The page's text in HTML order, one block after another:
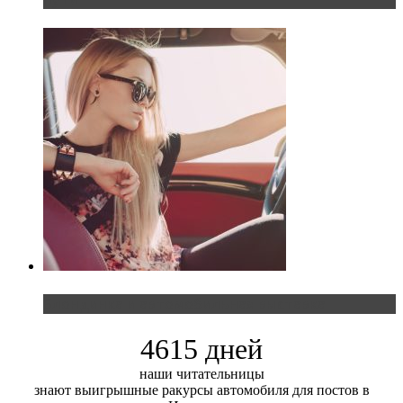
4615 дней
наши читательницы
знают выигрышные ракурсы автомобиля для постов в